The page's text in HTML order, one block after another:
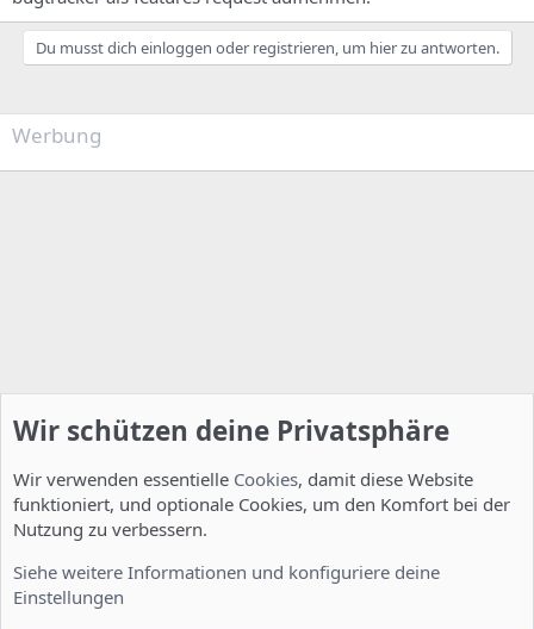
Du musst dich einloggen oder registrieren, um hier zu antworten.
Werbung
Wir schützen deine Privatsphäre
Wir verwenden essentielle Cookies, damit diese Website
funktioniert, und optionale Cookies, um den Komfort bei der
Nutzung zu verbessern.
Siehe weitere Informationen und konfiguriere deine
Einstellungen